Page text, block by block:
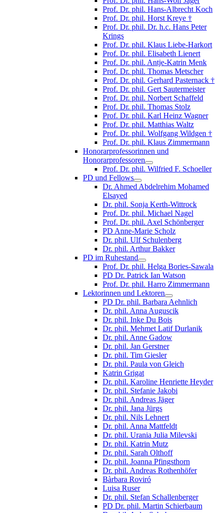
Prof. Dr. phil. Hans-Albrecht Koch
Prof. Dr. phil. Horst Kreye †
Prof. Dr. phil. Dr. h.c. Hans Peter
Krings
Prof. Dr. phil. Klaus Liebe-Harkort
Prof. Dr. phil. Elisabeth Lienert
Prof. Dr. phil. Antje-Katrin Menk
Prof. Dr. phil. Thomas Metscher
Prof. Dr. phil. Gerhard Pasternack †
Prof. Dr. phil. Gert Sautermeister
Prof. Dr. phil. Norbert Schaffeld
Prof. Dr. phil. Thomas Stolz
Prof. Dr. phil. Karl Heinz Wagner
Prof. Dr. phil. Matthias Waltz
Prof. Dr. phil. Wolfgang Wildgen †
Prof. Dr. phil. Klaus Zimmermann
Honorarprofessorinnen und
Honorarprofessoren
Prof. Dr. phil. Wilfried F. Schoeller
PD und Fellows
Dr. Ahmed Abdelrehim Mohamed
Elsayed
Dr. phil. Sonja Kerth-Wittrock
Prof. Dr. phil. Michael Nagel
Prof. Dr. phil. Axel Schönberger
PD Anne-Marie Scholz
Dr. phil. Ulf Schulenberg
Dr. phil. Arthur Bakker
PD im Ruhestand
Prof. Dr. phil. Helga Bories-Sawala
PD Dr. Patrick Ian Watson
Prof. Dr. phil. Harro Zimmermann
Lektorinnen und Lektoren
PD Dr. phil. Barbara Aehnlich
Dr. phil. Anna Auguscik
Dr. phil. Inke Du Bois
Dr. phil. Mehmet Latif Durlanik
Dr. phil. Anne Gadow
Dr. phil. Jan Gerstner
Dr. phil. Tim Giesler
Dr. phil. Paula von Gleich
Katrin Grigat
Dr. phil. Karoline Henriette Heyder
Dr. phil. Stefanie Jakobi
Dr. phil. Andreas Jäger
Dr. phil. Jana Jürgs
Dr. phil. Nils Lehnert
Dr. phil. Anna Mattfeldt
Dr. phil. Urania Julia Milevski
Dr. phil. Katrin Mutz
Dr. phil. Sarah Olthoff
Dr. phil. Joanna Pfingsthorn
Dr. phil. Andreas Rothenhöfer
Bàrbara Roviró
Luisa Ruser
Dr. phil. Stefan Schallenberger
PD Dr. phil. Martin Schierbaum